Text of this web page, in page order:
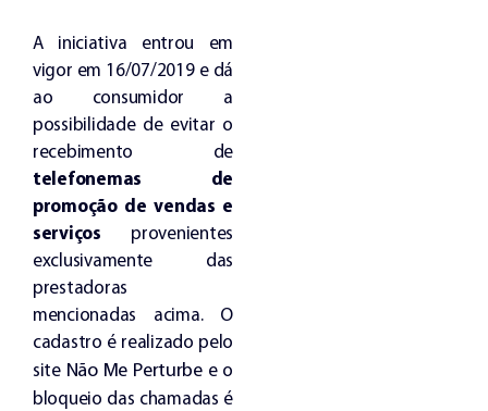
A iniciativa entrou em
vigor em 16/07/2019 e dá
ao consumidor a
possibilidade de evitar o
recebimento de
telefonemas de
promoção de vendas e
serviços provenientes
exclusivamente das
prestadoras
mencionadas acima. O
cadastro é realizado pelo
site Não Me Perturbee o
bloqueio das chamadas é